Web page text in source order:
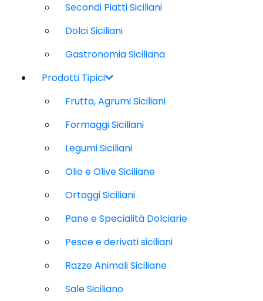
Secondi Piatti Siciliani
Dolci Siciliani
Gastronomia Siciliana
Prodotti Tipici
Frutta, Agrumi Siciliani
Formaggi Siciliani
Legumi Siciliani
Olio e Olive Siciliane
Ortaggi Siciliani
Pane e Specialità Dolciarie
Pesce e derivati siciliani
Razze Animali Siciliane
Sale Siciliano